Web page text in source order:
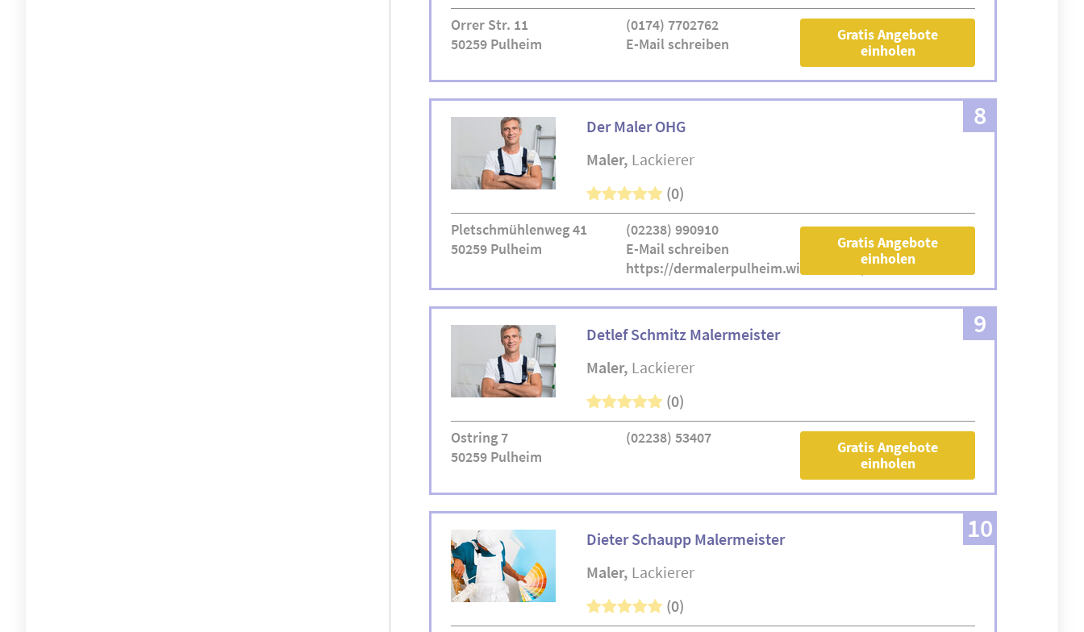
Orrer Str. 11
50259 Pulheim
(0174) 7702762
E-Mail schreiben
Gratis Angebote
einholen
8
Der Maler OHG
Maler Lackierer
(0)
Pletschmühlenweg 41
50259 Pulheim
(02238) 990910
E-Mail schreiben
https://dermalerpulheim.wixsite.com/website
Gratis Angebote
einholen
9
Detlef Schmitz Malermeister
Maler Lackierer
(0)
Ostring 7
50259 Pulheim
(02238) 53407
Gratis Angebote
einholen
10
Dieter Schaupp Malermeister
Maler Lackierer
(0)